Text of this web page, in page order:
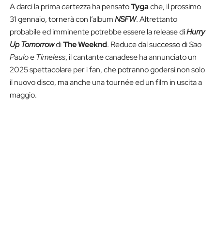
A darci la prima certezza ha pensatoTygache, il prossimo
31 gennaio, tornerà con l’albumNSFW. Altrettanto
probabile ed imminente potrebbe essere la release diHurry
Up TomorrowdiThe Weeknd. Reduce dal successo diSao
PauloeTimeless, il cantante canadese ha annunciato un
2025 spettacolare per i fan, che potranno godersi non solo
il nuovo disco, ma anche una tournée ed un film in uscita a
maggio.